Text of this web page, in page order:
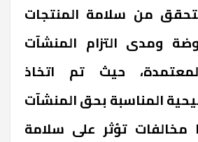
من سلامة المنتجات
ومدى التزام المنشآت
حيث تم اتخاذ
المناسبة بحق المنشآت
مخالفات تؤثر على سلامة